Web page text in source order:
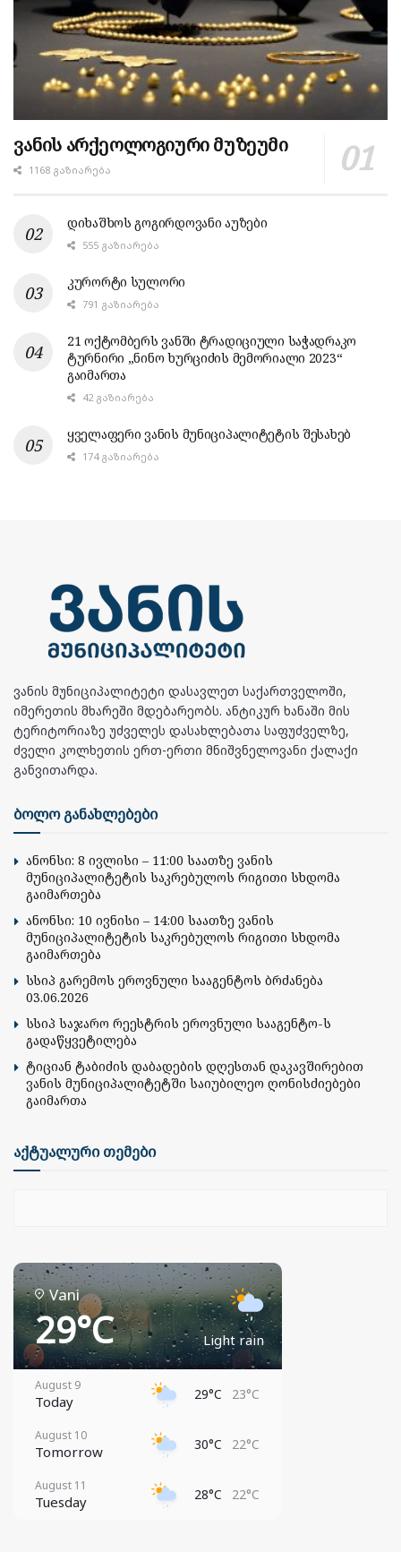
ვანის არქეოლოგიური მუზეუმი
1168 ᲒᲐᲖᲘᲐᲠᲔᲑᲐ
დიხაშხოს გოგირდოვანი აუზები
555 ᲒᲐᲖᲘᲐᲠᲔᲑᲐ
კურორტი სულორი
791 ᲒᲐᲖᲘᲐᲠᲔᲑᲐ
21 ოქტომბერს ვანში ტრადიციული საჭადრაკო
ტურნირი „ნინო ხურციძის მემორიალი 2023“
გაიმართა
42 ᲒᲐᲖᲘᲐᲠᲔᲑᲐ
ყველაფერი ვანის მუნიციპალიტეტის შესახებ
174 ᲒᲐᲖᲘᲐᲠᲔᲑᲐ
ვანის მუნიციპალიტეტი დასავლეთ საქართველოში,
იმერეთის მხარეში მდებარეობს. ანტიკურ ხანაში მის
ტერიტორიაზე უძველეს დასახლებათა საფუძველზე,
ძველი კოლხეთის ერთ-ერთი მნიშვნელოვანი ქალაქი
განვითარდა.
ბოლო განახლებები
ანონსი: 8 ივლისი – 11:00 საათზე ვანის
მუნიციპალიტეტის საკრებულოს რიგითი სხდომა
გაიმართება
ანონსი: 10 ივნისი – 14:00 საათზე ვანის
მუნიციპალიტეტის საკრებულოს რიგითი სხდომა
გაიმართება
სსიპ გარემოს ეროვნული სააგენტოს ბრძანება
03.06.2026
სსიპ საჯარო რეესტრის ეროვნული სააგენტო-ს
გადაწყვეტილება
ტიციან ტაბიძის დაბადების დღესთან დაკავშირებით
ვანის მუნიციპალიტეტში საიუბილეო ღონისძიებები
გაიმართა
აქტუალური თემები
Vani
29°C Light rain
August 9
Today 29°C 23°C
August 10
Tomorrow 30°C 22°C
August 11
Tuesday 28°C 22°C